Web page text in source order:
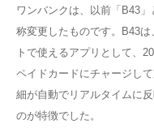
ワンバンクは、以前「B43
称変更したものです。B43
トで使えるアプリとして、
ペイドカードにチャージし
細が自動でリアルタイムに
のが特徴でした。